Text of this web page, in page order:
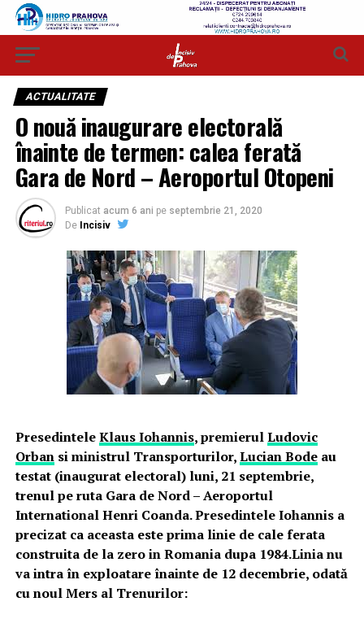
ACTUALITATE
O nouă inaugurare electorală
înainte de termen: calea ferată
Gara de Nord – Aeroportul Otopeni
Publicat acum 6 ani pe septembrie 21, 2020
De Incisiv
PresedinteleKlaus Iohannis, premierulLudovic
Orbansi ministrul Transporturilor,Lucian Bodeau
testat (inaugurat electoral) luni, 21 septembrie,
trenul pe ruta Gara de Nord – Aeroportul
International Henri Coanda. Presedintele Iohannis a
precizat ca aceasta este prima linie de cale ferata
construita de la zero in Romania dupa 1984.Linia nu
va intra în exploatare înainte de 12 decembrie, odată
cu noul Mers al Trenurilor: